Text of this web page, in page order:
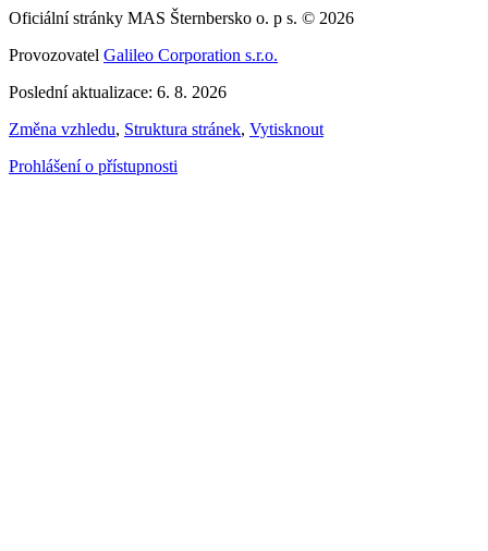
Oficiální stránky MAS Šternbersko o. p s. © 2026
Provozovatel Galileo Corporation s.r.o.
Poslední aktualizace: 6. 8. 2026
Změna vzhledu, Struktura stránek, Vytisknout
Prohlášení o přístupnosti